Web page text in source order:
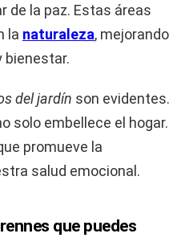
de la paz. Estas áreas
la naturaleza, mejorando
bienestar.
del jardín son evidentes.
solo embellece el hogar.
promueve la
salud emocional.
que puedes